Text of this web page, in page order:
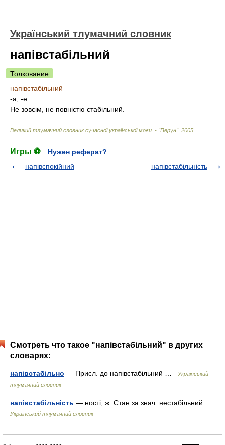
Український тлумачний словник
напівстабільний
Толкование
напівстабільний
-а, -е.
Не зовсім, не повністю стабільний.
Великий тлумачний словник сучасної української мови. - "Перун". 2005
Игры ⚽
Нужен реферат?
напівспокійний
напівстабільність
Смотреть что такое "напівстабільний" в других
словарях:
напівстабільно — Присл. до напівстабільний …
Український
тлумачний словник
напівстабільність — ності, ж. Стан за знач. нестабільний …
Український тлумачний словник